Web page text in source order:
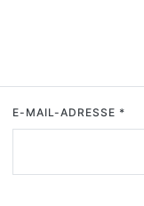
E-MAIL-ADRESSE *